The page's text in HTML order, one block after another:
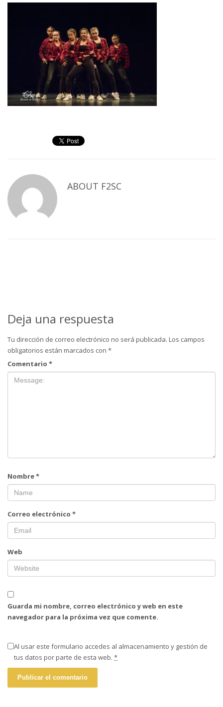
ABOUT F2SC
Deja una respuesta
Tu dirección de correo electrónico no será publicada. Los campos
obligatorios están marcados con *
Comentario *
Nombre*
Correo electrónico *
Web
Guarda mi nombre, correo electrónico y web en este
navegador para la próxima vez que comente.
Al usar este formulario accedes al almacenamiento y gestión de
tus datos por parte de esta web. *